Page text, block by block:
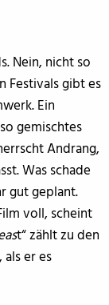
Nein, nicht so
Festivals gibt es
Ein
gemischtes
Andrang,
Was schade
gut geplant.
voll, scheint
t“ zählt zu den
er es